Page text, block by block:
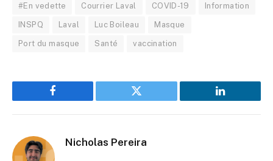
#En vedette Courrier Laval COVID-19 Information
INSPQ Laval Luc Boileau Masque
Port du masque Santé vaccination
Facebook Twitter LinkedIn
Nicholas Pereira